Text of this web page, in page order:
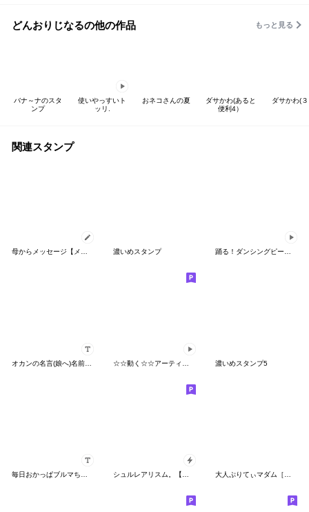
どんおりじなるの他の作品 もっと見る
バナ～ナのスタ
ンプ
使いやっすいト
ッリ.
おネコさんの夏
ダサかわ(あると
便利4）
ダサかわ(
関連スタンプ
母からメッセージ【メッセージスタンプ冬】 濃いめスタンプ 踊る！ダンシングピーポー
濃いめスタンプ5